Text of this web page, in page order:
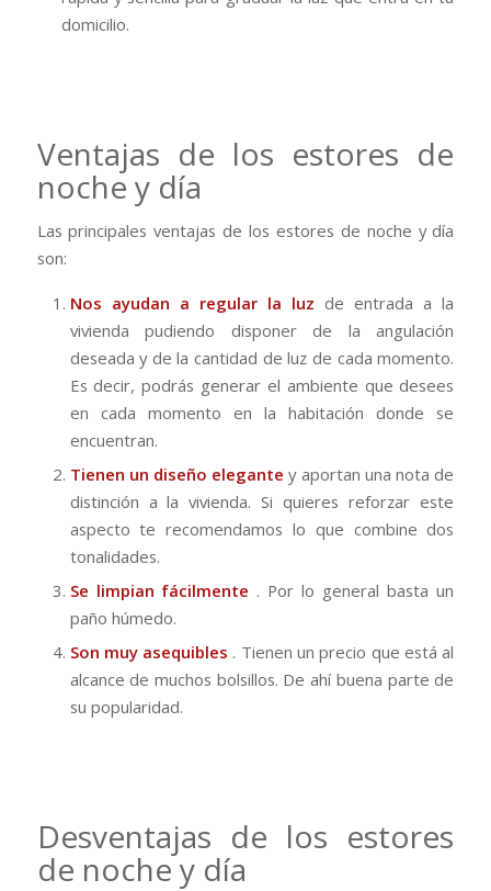
domicilio.
Ventajas de los estores de
noche y día
Las principales ventajas de los estores de noche y día
son:
Nos ayudan a regular la luz de entrada a la
vivienda pudiendo disponer de la angulación
deseada y de la cantidad de luz de cada momento.
Es decir, podrás generar el ambiente que desees
en cada momento en la habitación donde se
encuentran.
Tienen un diseño elegante y aportan una nota de
distinción a la vivienda.Si quieres reforzar este
aspecto te recomendamos lo que combine dos
tonalidades.
Se limpian fácilmente . Por lo general basta un
paño húmedo.
Son muy asequibles . Tienen un precio que está al
alcance de muchos bolsillos. De ahí buena parte de
su popularidad.
Desventajas de los estores
de noche y día